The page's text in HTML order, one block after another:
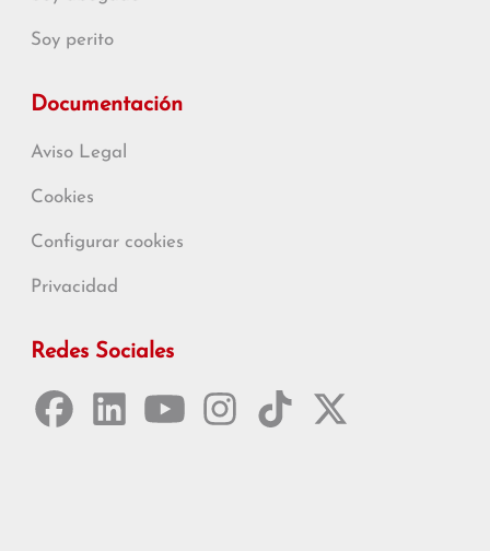
Soy perito
Documentación
Aviso Legal
Cookies
Configurar cookies
Privacidad
Redes Sociales